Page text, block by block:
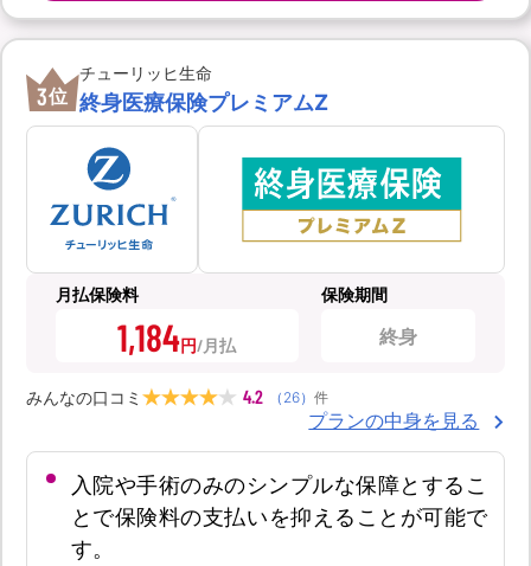
3位
チューリッヒ生命
終身医療保険プレミアムZ
月払保険料
1,184円
保険期間
終身
みんなの口コミ 4.2 （ 26） 件
プランの中身を見る
入院や手術のみのシンプルな保障とするこ
とで保険料の支払いを抑えることが可能で
す。